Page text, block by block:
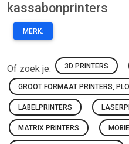
kassabonprinters
MERK:
Of zoek je: 3D PRINTERS
GROOT FORMAAT PRINTERS,
LABELPRINTERS
MATRIX PRINTERS